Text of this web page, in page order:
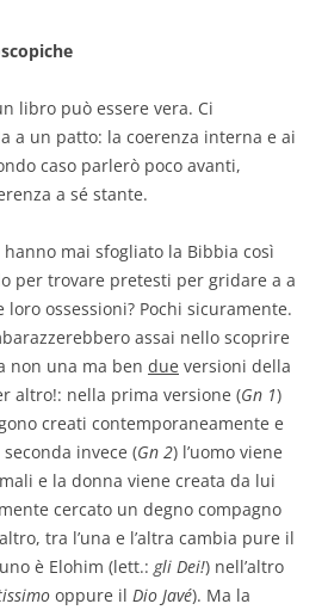
libro può essere vera. Ci
a un patto: la coerenza interna e ai
caso parlerò poco avanti,
a sé stante.
mai sfogliato la Bibbia così
per trovare pretesti per gridare a a
ossessioni? Pochi sicuramente.
assai nello scoprire
non una ma ben due versioni della
altro!: nella prima versione (Gn 1)
creati contemporaneamente e
invece (Gn 2) l’uomo viene
e la donna viene creata da lui
cercato un degno compagno
tra l’una e l’altra cambia pure il
è Elohim (lett.: gli Dei!) nell’altro
oppure il Dio Javé). Ma la